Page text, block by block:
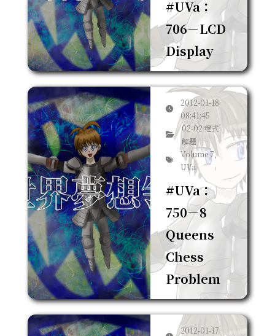
#UVa：
706－LCD
Display
2012-01-18
08:41:45
02-02 程式
解題
Volume 7,
UVa
#UVa：
750－8
Queens
Chess
Problem
2012-01-17